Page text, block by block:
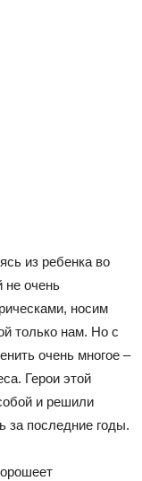
из ребенка во
не очень
носим
только нам. Но с
очень многое –
Герои этой
и решили
за последние годы.